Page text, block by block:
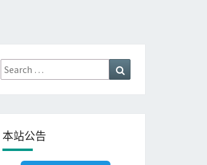
Search
for:
本站公告